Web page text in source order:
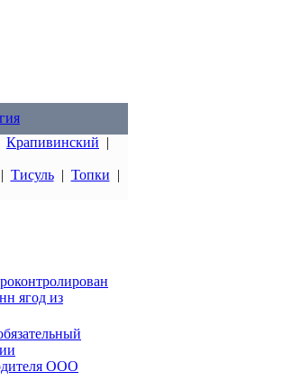
Крапивинский |
Тисуль| Топки |
ягод из
ООО